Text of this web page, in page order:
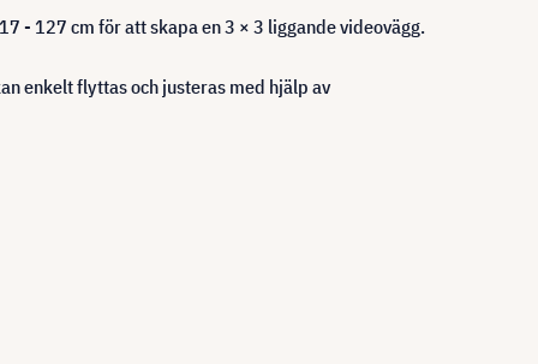
- 127 cm för att skapa en 3 × 3 liggande videovägg.
enkelt flyttas och justeras med hjälp av